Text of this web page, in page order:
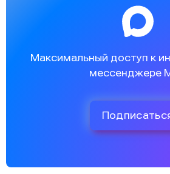
Максимальный доступ к
мессенджере